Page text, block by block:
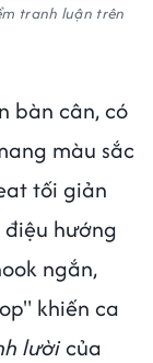
tranh luận trên
bàn cân, có
màu sắc
tối giản
hướng
ngắn,
khiến ca
lườicủa